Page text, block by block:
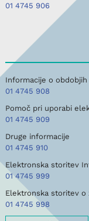
01 4745 906
Informacije o
01 4745 908
Pomoč pri uporabi
01 4745 909
Druge informacije
01 4745 910
Elektronska storitev
01 4745 999
Elektronska storitev o
01 4745 998